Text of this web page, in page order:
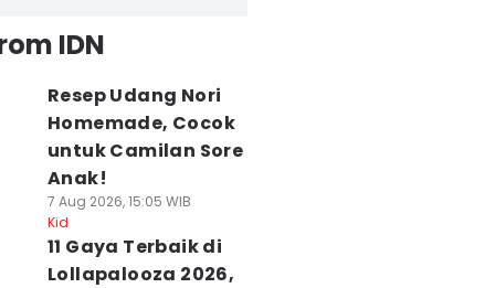
IDN
Resep Udang Nori
Homemade, Cocok
untuk Camilan Sore
Anak!
7 Aug 2026, 15:05 WIB
Kid
11 Gaya Terbaik di
Lollapalooza 2026,